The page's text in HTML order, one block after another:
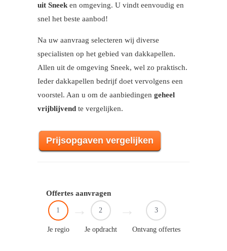
uit Sneek en omgeving. U vindt eenvoudig en
snel het beste aanbod!
Na uw aanvraag selecteren wij diverse
specialisten op het gebied van dakkapellen.
Allen uit de omgeving Sneek, wel zo praktisch.
Ieder dakkapellen bedrijf doet vervolgens een
voorstel. Aan u om de aanbiedingen geheel
vrijblijvend te vergelijken.
Prijsopgaven vergelijken
Offertes aanvragen
1
Je regio
2
Je opdracht
3
Ontvang offertes